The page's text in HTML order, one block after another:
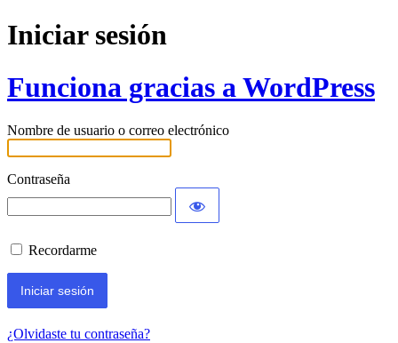
Iniciar sesión
Funciona gracias a WordPress
Nombre de usuario o correo electrónico
Contraseña
Recordarme
¿Olvidaste tu contraseña?